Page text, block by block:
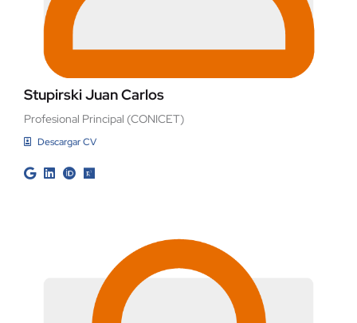
Stupirski Juan Carlos
Profesional Principal (CONICET)
Descargar CV